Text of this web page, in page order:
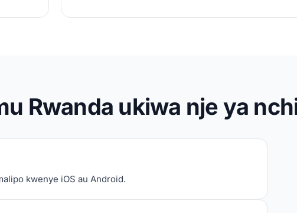
Rwanda ukiwa nje ya
kwenye iOS au Android.